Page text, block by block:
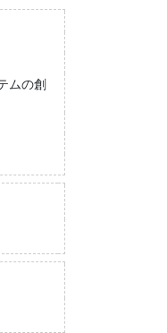
ムの創